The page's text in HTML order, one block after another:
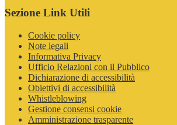
Sezione Link Utili
Cookie policy
Note legali
Informativa Privacy
Ufficio Relazioni con il Pubblico
Dichiarazione di accessibilità
Obiettivi di accessibilità
Whistleblowing
Gestione consensi cookie
Amministrazione trasparente